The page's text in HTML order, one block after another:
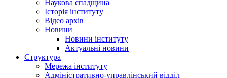
Наукова спадщина
Історія інституту
Відео архів
Новини
Новини інституту
Актуальні новини
Структура
Мережа інституту
Адміністративно-управлінський відділ